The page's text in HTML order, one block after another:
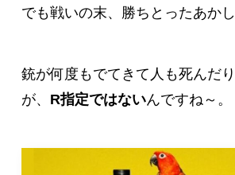
でも戦いの末、勝ちとったあか
銃が何度もでてきて人も死んだ
が、 R指定ではないんですね～。